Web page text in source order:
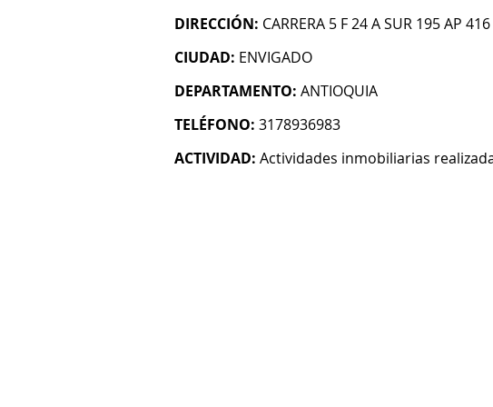
DIRECCIÓN: CARRERA 5 F 24 A SUR 195 AP
CIUDAD: ENVIGADO
DEPARTAMENTO: ANTIOQUIA
TELÉFONO: 3178936983
ACTIVIDAD: Actividades inmobiliarias